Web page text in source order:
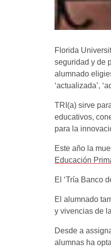
Florida
seguridad y de
alumnado
‘actualizada’,
TRI(a) sirve
educativos,
para la
Este año la
Educación
El ‘Tría Banco
El alumnado
y vivencias de
Desde a
alumnas ha